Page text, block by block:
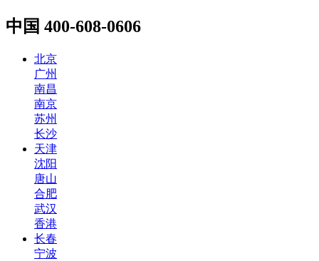
中国 400-608-0606
北京
广州
南昌
南京
苏州
长沙
天津
沈阳
唐山
合肥
武汉
香港
长春
宁波